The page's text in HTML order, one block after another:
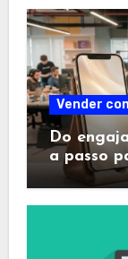
Vender
Do
a passo
ao vivo